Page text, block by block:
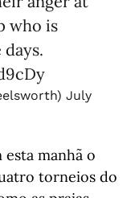
who is
July
manhã o
torneios do